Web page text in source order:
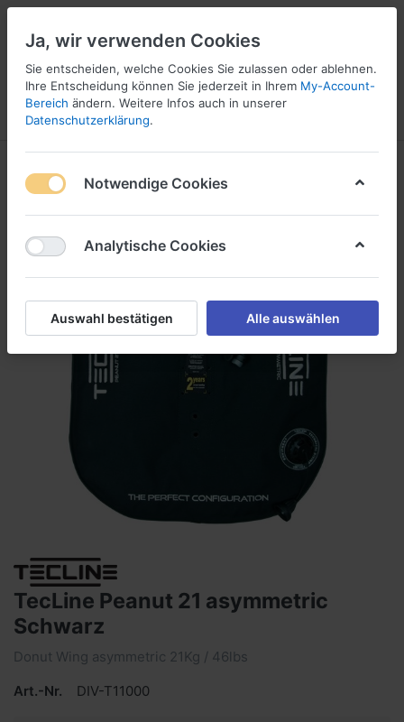
Menü Anmelden
16
TecLine Peanut 21 asymmetric
Schwarz
Donut Wing asymmetric 21Kg / 46lbs
Art.-Nr.
DIV-T11000
Ja, wir verwenden Cookies
Sie entscheiden, welche Cookies Sie zulassen oder ablehnen.
Ihre Entscheidung können Sie jederzeit in Ihrem My-Account-
Bereich ändern. Weitere Infos auch in unserer
Datenschutzerklärung.
Notwendige Cookies
Analytische Cookies
Auswahl bestätigen Alle auswählen